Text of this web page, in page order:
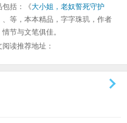
括：《大小姐，老奴誓死守护
、等，本本精品，字字珠玑，作者
节与文笔俱佳。
读推荐地址：